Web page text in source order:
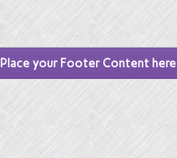
Place your Footer Content here